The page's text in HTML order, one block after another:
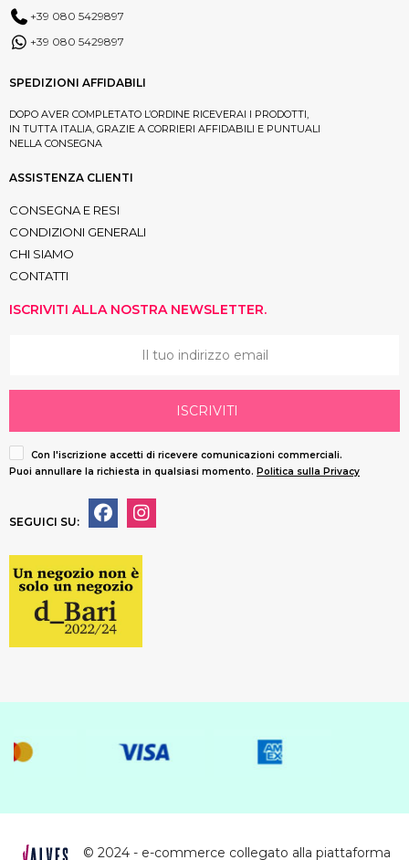
+39 080 5429897
+39 080 5429897
SPEDIZIONI AFFIDABILI
DOPO AVER COMPLETATO L’ORDINE RICEVERAI I PRODOTTI,
IN TUTTA ITALIA, GRAZIE A CORRIERI AFFIDABILI E PUNTUALI
NELLA CONSEGNA
ASSISTENZA CLIENTI
CONSEGNA E RESI
CONDIZIONI GENERALI
CHI SIAMO
CONTATTI
ISCRIVITI ALLA NOSTRA NEWSLETTER.
ISCRIVITI
Con l'iscrizione accetti di ricevere comunicazioni commerciali.
Puoi annullare la richiesta in qualsiasi momento. Politica sulla Privacy
SEGUICI SU:
© 2024 - e-commerce collegato alla piattaforma